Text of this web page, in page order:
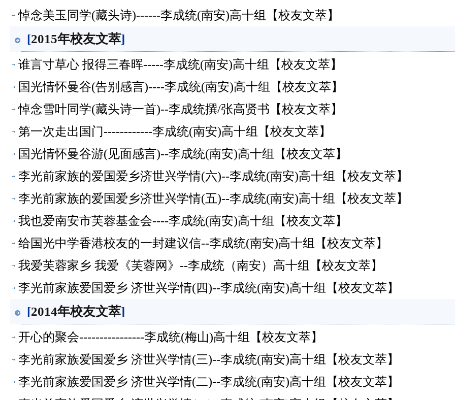
悼念美玉同学(藏头诗)------李成统(南安)高十组【校友文萃】
[2015年校友文萃]
谁言寸草心 报得三春晖-----李成统(南安)高十组【校友文萃】
国光情怀曼谷(告别感言)----李成统(南安)高十组【校友文萃】
悼念雪叶同学(藏头诗一首)--李成统撰/张高贤书【校友文萃】
第一次走出国门------------李成统(南安)高十组【校友文萃】
国光情怀曼谷游(见面感言)--李成统(南安)高十组【校友文萃】
李光前家族的爱国爱乡济世兴学情(六)--李成统(南安)高十组【校友文萃】
李光前家族的爱国爱乡济世兴学情(五)--李成统(南安)高十组【校友文萃】
我也爱南安市芙蓉基金会----李成统(南安)高十组【校友文萃】
给国光中学香港校友的一封建议信--李成统(南安)高十组【校友文萃】
我爱芙蓉家乡 我爱《芙蓉网》--李成统（南安）高十组【校友文萃】
李光前家族爱国爱乡 济世兴学情(四)--李成统(南安)高十组【校友文萃】
[2014年校友文萃]
开心的聚会----------------李成统(梅山)高十组【校友文萃】
李光前家族爱国爱乡 济世兴学情(三)--李成统(南安)高十组【校友文萃】
李光前家族爱国爱乡 济世兴学情(二)--李成统(南安)高十组【校友文萃】